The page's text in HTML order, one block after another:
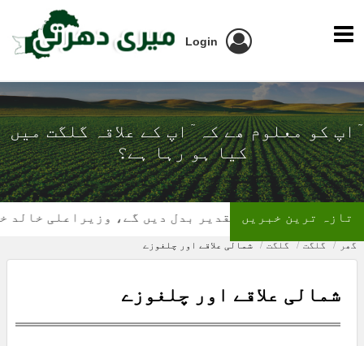
Login
ٓاپ کو معلوم ھے کہ ٓاپ کے علاقہ گلگت میں
کیا ہو رہا ہے؟
کی تقدیر بدل دیں گے، وزیراعلی خالد خورشید
تازہ ترین خبریں
گھر گلگت گلگت شمالی علاقے اور چلغوزے
شمالی علاقے اور چلغوزے